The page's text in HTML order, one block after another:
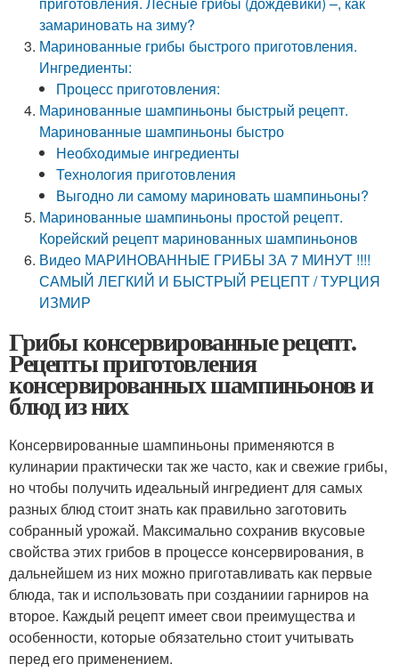
замариновать на зиму?
Маринованные грибы быстрого приготовления.
Ингредиенты:
Процесс приготовления:
Маринованные шампиньоны быстрый рецепт.
Маринованные шампиньоны быстро
Необходимые ингредиенты
Технология приготовления
Выгодно ли самому мариновать шампиньоны?
Маринованные шампиньоны простой рецепт.
Корейский рецепт маринованных шампиньонов
Видео МАРИНОВАННЫЕ ГРИБЫ ЗА 7 МИНУТ !!!!
САМЫЙ ЛЕГКИЙ И БЫСТРЫЙ РЕЦЕПТ / ТУРЦИЯ
ИЗМИР
Грибы консервированные рецепт.
Рецепты приготовления
консервированных шампиньонов и
блюд из них
Консервированные шампиньоны применяются в
кулинарии практически так же часто, как и свежие грибы,
но чтобы получить идеальный ингредиент для самых
разных блюд стоит знать как правильно заготовить
собранный урожай. Максимально сохранив вкусовые
свойства этих грибов в процессе консервирования, в
дальнейшем из них можно приготавливать как первые
блюда, так и использовать при созданиии гарниров на
второе. Каждый рецепт имеет свои преимущества и
особенности, которые обязательно стоит учитывать
перед его применением.